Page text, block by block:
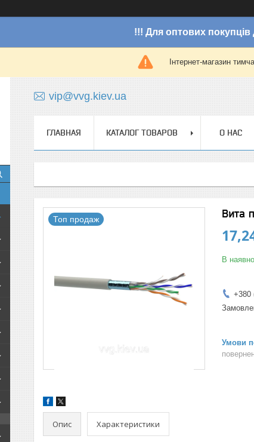
!!! Для оптових покупців
Інтернет-магазин
vip@vvg.kiev.ua
ГЛАВНАЯ КАТАЛОГ ТОВАРОВ О НАС
Топ продаж Вита
В
+380
Опис Характеристики